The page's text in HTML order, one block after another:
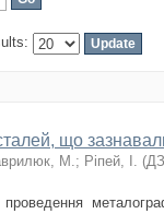
що
М.; Ріпей, І. (